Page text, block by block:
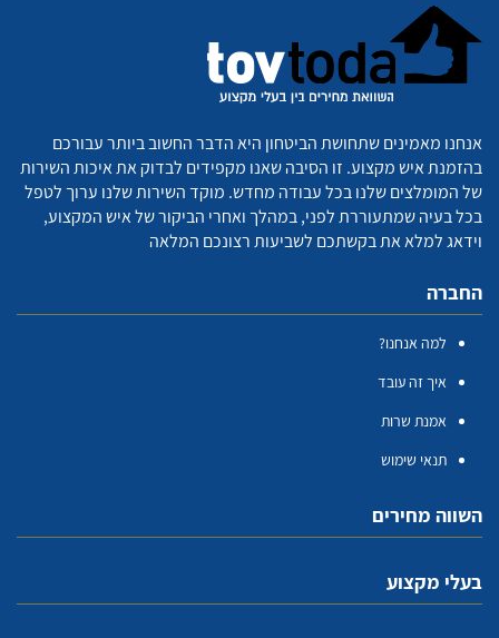
אנחנו מאמינים שתחושת הביטחון היא הדבר החשוב ביותר עבורכם
בהזמנת איש מקצוע. זו הסיבה שאנו מקפידים לבדוק את איכות השירות
של המומלצים שלנו בכל עבודה מחדש. מוקד השירות שלנו ערוך לטפל
בכל בעיה שמתעוררת לפני, במהלך ואחרי הביקור של איש המקצוע,
וידאג למלא את בקשתכם לשביעות רצונכם המלאה
החברה
למה אנחנו?
איך זה עובד
אמנת שרות
תנאי שימוש
השווה מחירים
בעלי מקצוע